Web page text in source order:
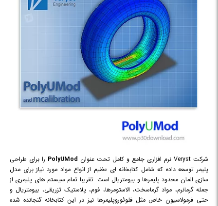
شرکت Veryst نرم افزاری جامع و کامل تحت عنوان PolyUMod را برای طراحی
پلیمر توسعه داده که شامل کتابخانه ای عظیم از انواع مواد مورد نیاز برای مدل
سازی المان محدود پلیمرها و بیومتریال است. تقریبا تمام سیستم های پلیمری از
جمله گرمانرم، مواد گرماسخت، الاستومرها، فوم، پلاستیک تزریقی، بیومتریال و
حتی فرمولاسیون خاص مثل فلوئوروپلیمرها نیز در این کتابخانه گنجانده شده